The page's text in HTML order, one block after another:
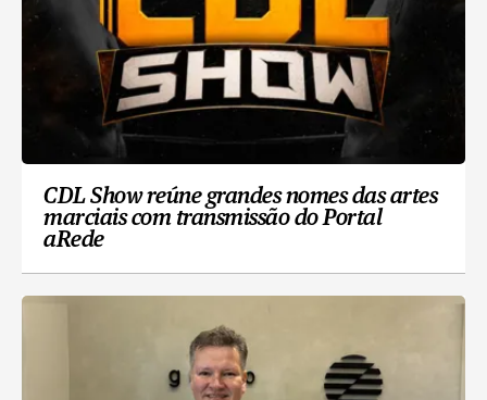
CDL Show reúne grandes nomes das artes
marciais com transmissão do Portal
aRede